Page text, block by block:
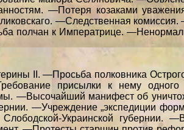
—Потеря козаками
—Следственная
полчан к Императрице.
II. —Просьба полковника
присылки к нему
—Высочайший манифест об
—Учреждение „экспедиции
Украинской